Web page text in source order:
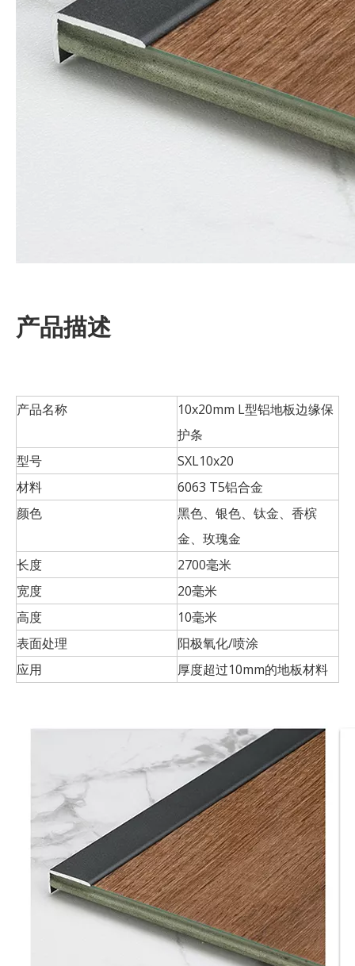
产品描述
产品名称
10x20mm L型铝地板边缘保
护条
型号
SXL10x20
材料
6063 T5铝合金
颜色
黑色、银色、钛金、香槟
金、玫瑰金
长度
2700毫米
宽度
20毫米
高度
10毫米
表面处理
阳极氧化/喷涂
应用
厚度超过10mm的地板材料